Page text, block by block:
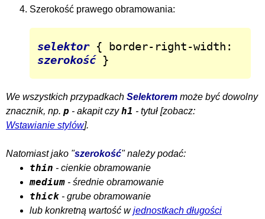
Szerokość prawego obramowania:
selektor
szerokość }
We wszystkich przypadkach Selektorem może być dowolny
znacznik, np. p - akapit czyh1 - tytuł [zobacz:
Wstawianie stylów].
Natomiast jako "szerokość" należy podać:
thin - cienkie obramowanie
medium - średnie obramowanie
thick - grube obramowanie
lub konkretną wartość wjednostkach długości